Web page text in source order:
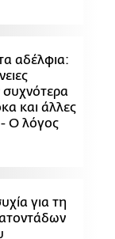
αδέλφια:
συχνότερα
και άλλες
Ο λόγος
για τη